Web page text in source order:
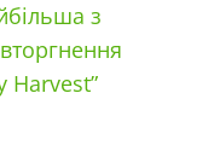
з
Harvest”